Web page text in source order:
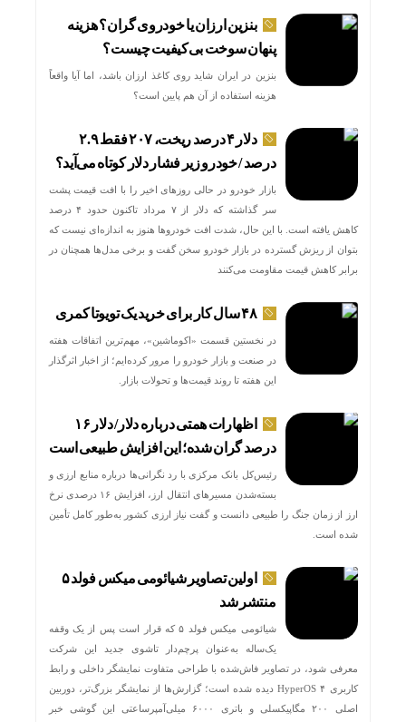
بنزین ارزان یا خودروی گران؟ هزینه
پنهان سوخت بی‌کیفیت چیست؟
بنزین در ایران شاید روی کاغذ ارزان باشد، اما آیا واقعاً
هزینه استفاده از آن هم پایین است؟
دلار ۴ درصد ریخت، ۲۰۷ فقط ۲.۹
درصد / خودرو زیر فشار دلار کوتاه می‌آید؟
بازار خودرو در حالی روزهای اخیر را با افت قیمت پشت
سر گذاشته که دلار از ۷ مرداد تاکنون حدود ۴ درصد
کاهش یافته است. با این حال، شدت افت خودروها هنوز به اندازه‌ای نیست که
بتوان از ریزش گسترده در بازار خودرو سخن گفت و برخی مدل‌ها همچنان در
برابر کاهش قیمت مقاومت می‌کنند
۴۸ سال کار برای خرید یک تویوتا کمری
در نخستین قسمت «اکوماشین»، مهم‌ترین اتفاقات هفته
در صنعت و بازار خودرو را مرور کرده‌ایم؛ از اخبار اثرگذار
این هفته تا روند قیمت‌ها و تحولات بازار.
اظهارات همتی درباره دلار/ دلار ۱۶
درصد گران شده؛ این افزایش طبیعی است
رئیس‌کل بانک مرکزی با رد نگرانی‌ها درباره منابع ارزی و
بسته‌شدن مسیرهای انتقال ارز، افزایش ۱۶ درصدی نرخ
ارز از زمان جنگ را طبیعی دانست و گفت نیاز ارزی کشور به‌طور کامل تأمین
شده است.
اولین تصاویر شیائومی میکس فولد ۵
منتشر شد
شیائومی میکس فولد ۵ که قرار است پس از یک وقفه
یک‌ساله به‌عنوان پرچم‌دار تاشوی جدید این شرکت
معرفی شود، در تصاویر فاش‌شده با طراحی متفاوت نمایشگر داخلی و رابط
کاربری HyperOS ۴ دیده شده است؛ گزارش‌ها از نمایشگر بزرگ‌تر، دوربین
اصلی ۲۰۰ مگاپیکسلی و باتری ۶۰۰۰ میلی‌آمپرساعتی این گوشی خبر